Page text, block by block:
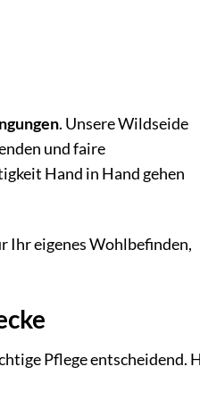
. Unsere Wildseide
und faire
Hand in Hand gehen
Ihr eigenes Wohlbefinden,
Pflege entscheidend.